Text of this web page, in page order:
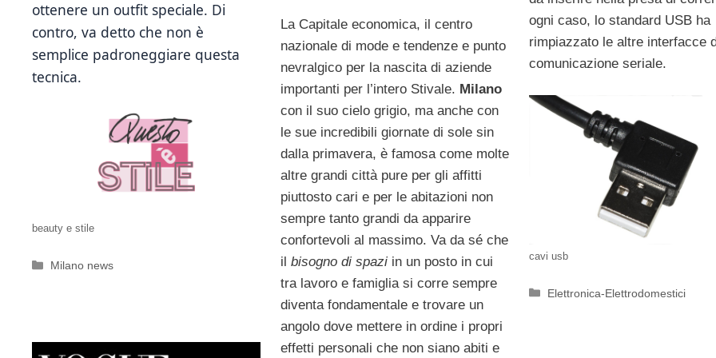
ottenere un outfit speciale. Di
contro, va detto che non è
semplice padroneggiare questa
tecnica.
beauty e stile
Categorie
Milano news
ogni caso, lo standard USB ha
rimpiazzato le altre interfacce
comunicazione seriale.
cavi usb
Categorie
Elettronica-Elettrodomestici
La Capitale economica, il centro
nazionale di mode e tendenze e punto
nevralgico per la nascita di aziende
importanti per l’intero Stivale. Milano
con il suo cielo grigio, ma anche con
le sue incredibili giornate di sole sin
dalla primavera, è famosa come molte
altre grandi città pure per gli affitti
piuttosto cari e per le abitazioni non
sempre tanto grandi da apparire
confortevoli al massimo. Va da sé che
il bisogno di spaziin un posto in cui
tra lavoro e famiglia si corre sempre
diventa fondamentale e trovare un
angolo dove mettere in ordine i propri
effetti personali che non siano abiti e